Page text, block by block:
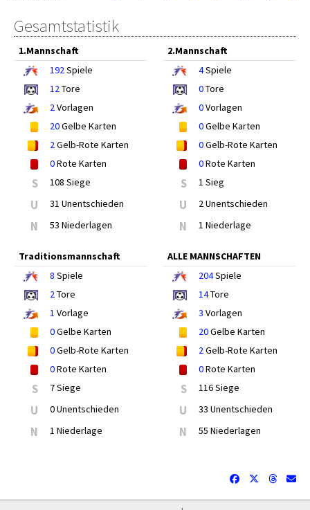
Gesamtstatistik
1.Mannschaft
192Spiele
12Tore
2Vorlagen
20Gelbe Karten
2Gelb-Rote Karten
0Rote Karten
S 108 Siege
U 31 Unentschieden
N 53 Niederlagen
2.Mannschaft
4Spiele
0Tore
0Vorlagen
0Gelbe Karten
0Gelb-Rote Karten
0Rote Karten
S 1 Sieg
U 2 Unentschieden
N 1 Niederlage
Traditionsmannschaft
8 Spiele
2Tore
1 Vorlage
0Gelbe Karten
0Gelb-Rote Karten
0Rote Karten
S 7 Siege
U 0 Unentschieden
N 1 Niederlage
ALLE MANNSCHAFTEN
204Spiele
14Tore
3 Vorlagen
20Gelbe Karten
2Gelb-Rote Karten
0Rote Karten
S 116 Siege
U 33 Unentschieden
N 55 Niederlagen